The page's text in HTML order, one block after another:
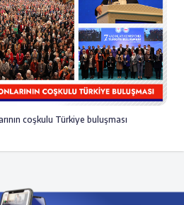
coşkulu Türkiye buluşması